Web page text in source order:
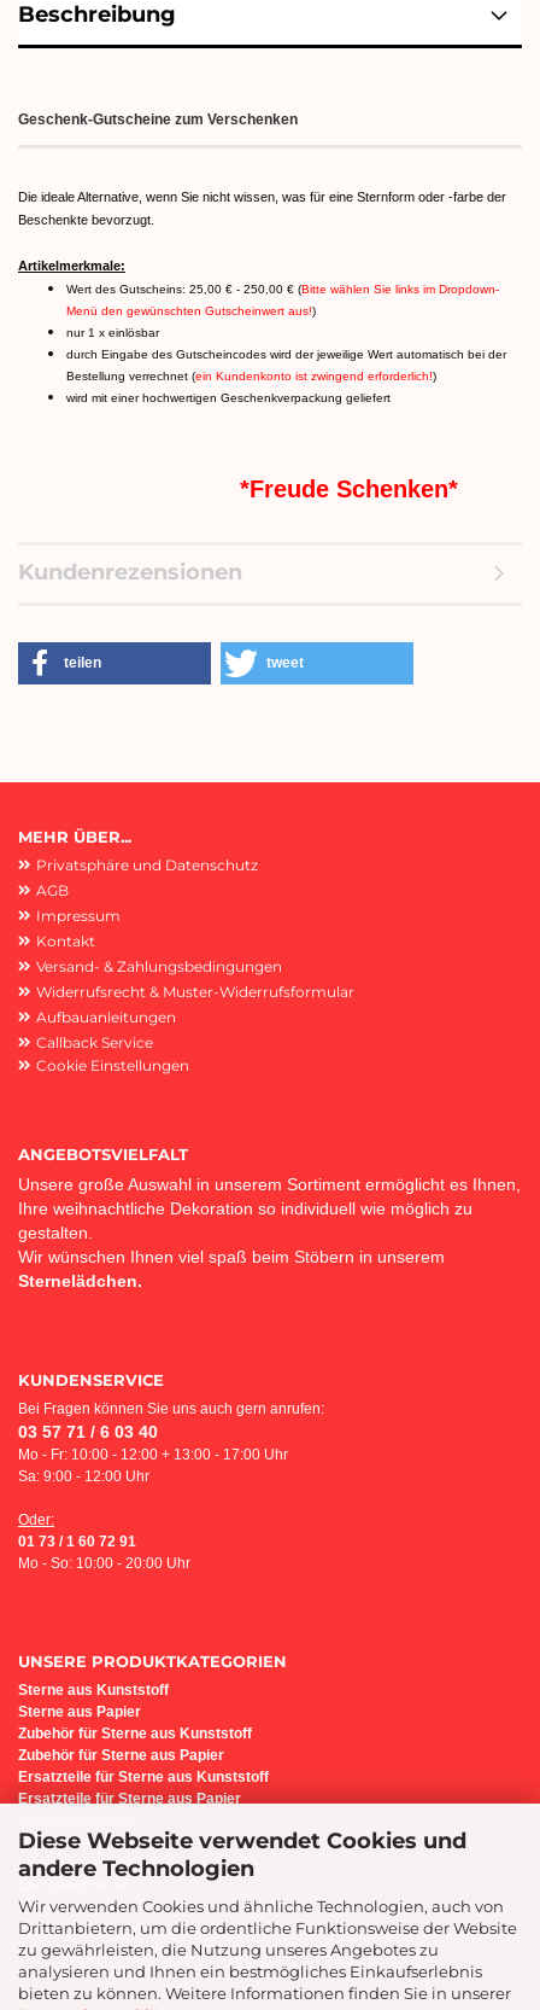
Diese Webseite verwendet Cookies und
andere Technologien
Wir verwenden Cookies und ähnliche Technologien, auch von
Drittanbietern, um die ordentliche Funktionsweise der Website
zu gewährleisten, die Nutzung unseres Angebotes zu
analysieren und Ihnen ein bestmögliches Einkaufserlebnis
bieten zu können. Weitere Informationen finden Sie in unserer
Beschreibung
Geschenk-Gutscheine zum Verschenken
Die ideale Alternative, wenn Sie nicht wissen, was für eine Sternform oder -farbe der
Beschenkte bevorzugt.
Artikelmerkmale:
Wert des Gutscheins: 25,00 € - 250,00 € (Bitte wählen Sie links im Dropdown-
Menü den gewünschten Gutscheinwert aus!)
nur 1 x einlösbar
durch Eingabe des Gutscheincodes wird der jeweilige Wert automatisch bei der
Bestellung verrechnet (ein Kundenkonto ist zwingend erforderlich!)
wird mit einer hochwertigen Geschenkverpackung geliefert
*Freude Schenken*
Kundenrezensionen
teilen tweet
MEHR ÜBER...
Privatsphäre und Datenschutz
AGB
Impressum
Kontakt
Versand- & Zahlungsbedingungen
Widerrufsrecht & Muster-Widerrufsformular
Aufbauanleitungen
Callback Service
Cookie Einstellungen
ANGEBOTSVIELFALT
Unsere große Auswahl in unserem Sortiment ermöglicht es Ihnen,
Ihre weihnachtliche Dekoration so individuell wie möglich zu
gestalten.
Wir wünschen Ihnen viel spaß beim Stöbern in unserem
Sternelädchen.
KUNDENSERVICE
Bei Fragen können Sie uns auch gern anrufen:
03 57 71 / 6 03 40
Mo - Fr: 10:00 - 12:00 + 13:00 - 17:00 Uhr
Sa: 9:00 - 12:00 Uhr
Oder:
01 73 / 1 60 72 91
Mo - So: 10:00 - 20:00 Uhr
UNSERE PRODUKTKATEGORIEN
Sterne aus Kunststoff
Sterne aus Papier
Zubehör für Sterne aus Kunststoff
Zubehör für Sterne aus Papier
Ersatzteile für Sterne aus Kunststoff
Ersatzteile für Sterne aus Papier
Bastel-Set i6
Lichterbogen
Sternenleuchte
Präsente/Geschenkideen
Geschenk-Gutscheine
Montage-Service